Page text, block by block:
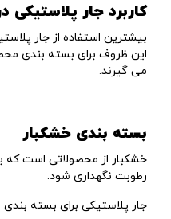
کاربرد جار پلاستیکی
بیشترین استفاده از جار
این ظروف برای بسته بندی
می گیرند.
بسته بندی خشکبار
خشکبار از محصولاتی است که
رطوبت نگهداری شود.
جار پلاستیکی برای بسته